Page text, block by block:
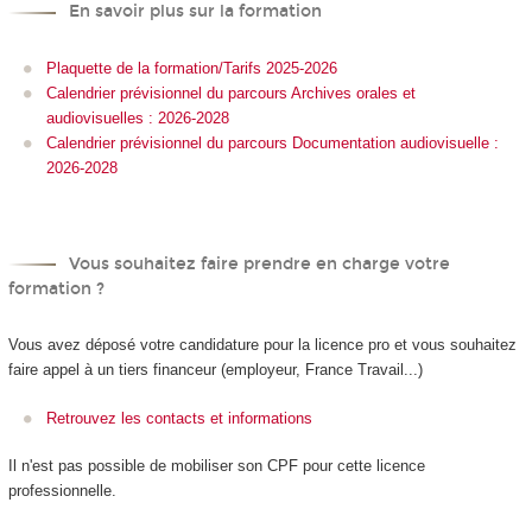
En savoir plus sur la formation
Plaquette de la formation/Tarifs 2025-2026
Calendrier prévisionnel du parcours Archives orales et
audiovisuelles : 2026-2028
Calendrier prévisionnel du parcours Documentation audiovisuelle :
2026-2028
Vous souhaitez faire prendre en charge votre
formation ?
Vous avez déposé votre candidature pour la licence pro et vous souhaitez
faire appel à un tiers financeur (employeur, France Travail...)
Retrouvez les contacts et informations
Il n'est pas possible de mobiliser son CPFpour cette licence
professionnelle.